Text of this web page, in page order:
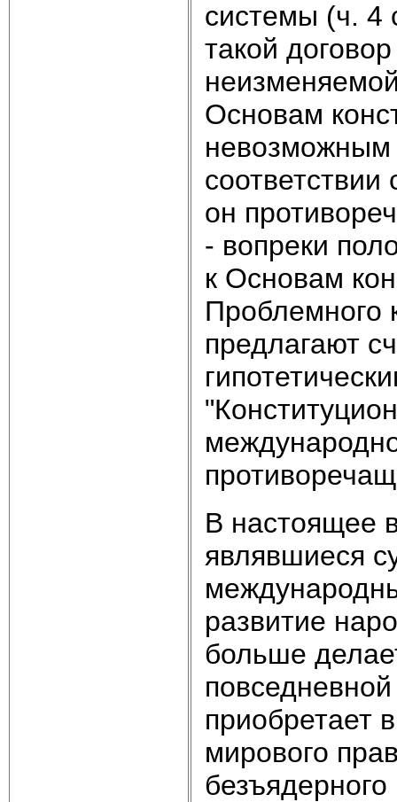
системы (ч. 4
такой
Основам
невозможным
он
- вопреки
к Основам
Проблемного
предлагают
В настоящее
являвшиеся
развитие
больше
приобретает
мирового